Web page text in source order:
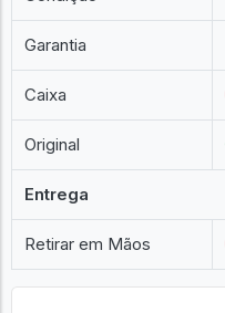
Garantia
Caixa
Original
Entrega
Retirar em Mãos